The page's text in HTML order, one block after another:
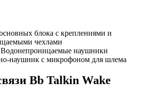
блока с креплениями и
чехлами
наушники
наушник с микрофоном для шлема
Bb Talkin Wake